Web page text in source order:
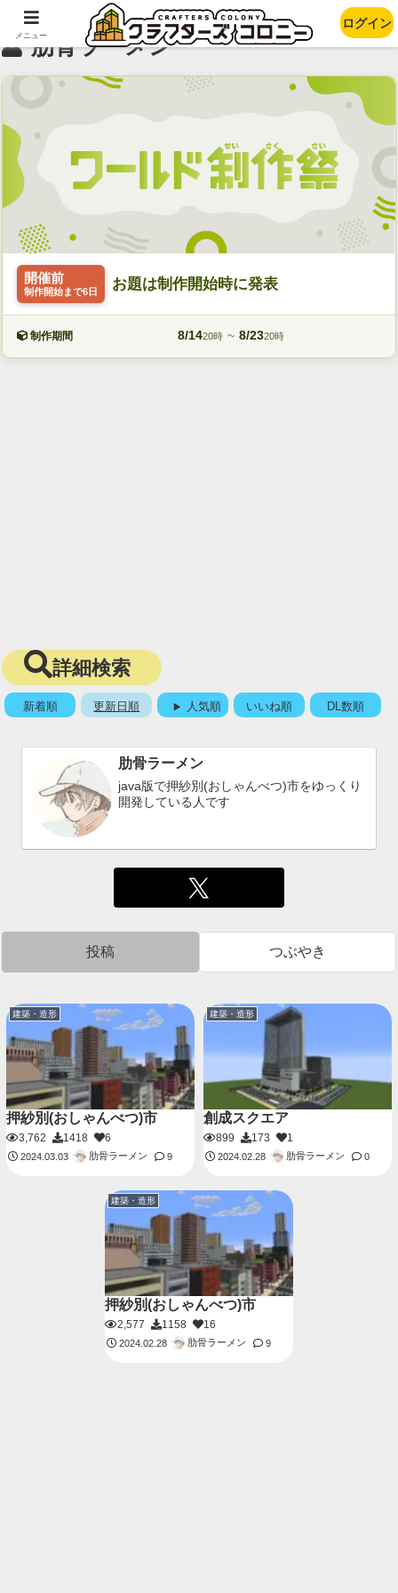
肋骨ラーメン
開催前
制作開始まで6日 お題は制作開始時に発表
制作期間 8/1420時 ~ 8/2320時
詳細検索
新着順 更新日順 人気順 いいね順 DL数順
肋骨ラーメン
java版で押紗別(おしゃんべつ)市をゆっくり
開発している人です
投稿 つぶやき
建築・造形
押紗別(おしゃんべつ)市
3,762 1418 6
2024.03.03 肋骨ラーメン 9
建築・造形
創成スクエア
899 173 1
2024.02.28 肋骨ラーメン 0
建築・造形
押紗別(おしゃんべつ)市
2,577 1158 16
2024.02.28 肋骨ラーメン 9
メニュー
ログイン